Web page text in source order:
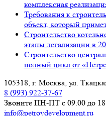
комплексная
Требования к
объект, который
Строительство
этапы легализации в
Строительство
полный цикл от
105318, г. Москва, ул.
8 (993) 922-37-67
Звоните ПН-ПТ с 09.00 до
info@petrovdevelopment.ru